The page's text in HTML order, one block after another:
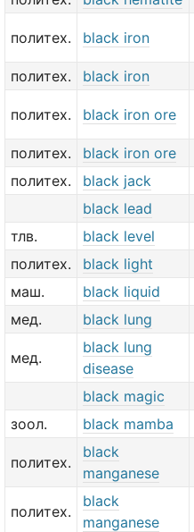
политех. black iron
политех.
black iron
политех. black iron ore
политех.
black iron ore
политех.
black jack
black lead
тлв.
black level
политех.
black light
маш.
black liquid
мед.
black lung
мед.
black lung
disease
black magic
зоол.
black mamba
политех.
black
manganese
политех.
black
manganese